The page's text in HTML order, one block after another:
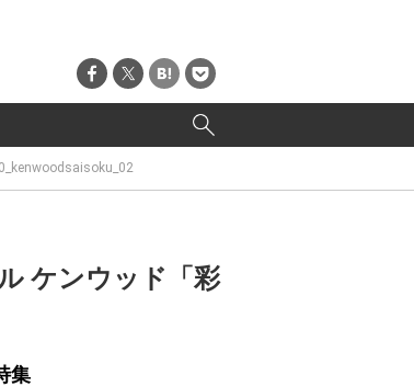
ケンウッド「彩
集